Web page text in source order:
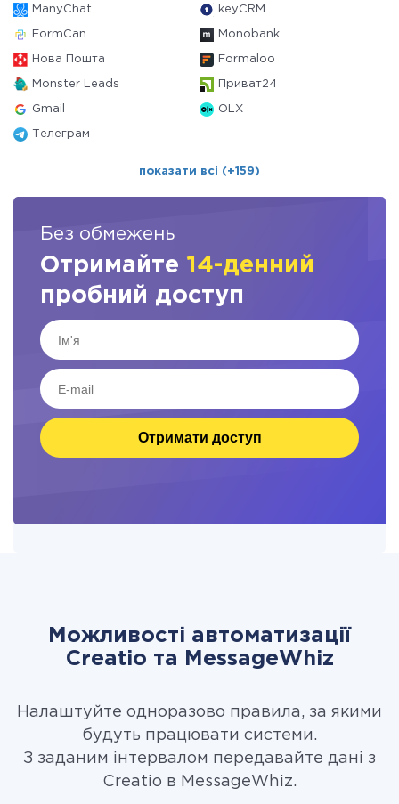
ManyChat keyCRM
FormCan Monobank
Нова Пошта Formaloo
Monster Leads Приват24
Gmail OLX
Телеграм
показати всі (+159)
Без обмежень
Отримайте 14-денний
пробний доступ
Отримати доступ
Можливості автоматизації
Creatio та MessageWhiz
Налаштуйте одноразово правила, за якими
будуть працювати системи.
З заданим інтервалом передавайте дані з
Creatio в MessageWhiz.